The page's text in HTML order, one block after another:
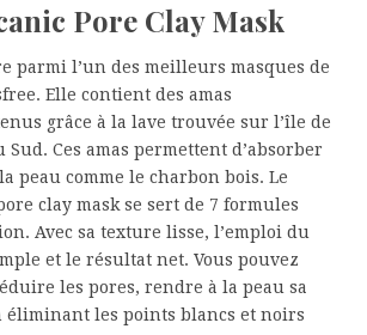
Pore Clay Mask
parmi l’un des meilleurs masques de
Elle contient des amas
grâce à la lave trouvée sur l’île de
Sud. Ces amas permettent d’absorber
peau comme le charbon bois. Le
clay mask se sert de 7 formules
Avec sa texture lisse, l’emploi du
et le résultat net. Vous pouvez
les pores, rendre à la peau sa
éliminant les points blancs et noirs